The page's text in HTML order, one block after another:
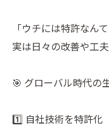
「ウチには特許なん
実は日々の改善や工
🎯 グローバル時代の
1️⃣ 自社技術を特許化